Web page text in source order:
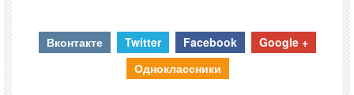
Вконтакте Twitter Facebook
Google +
Одноклассники